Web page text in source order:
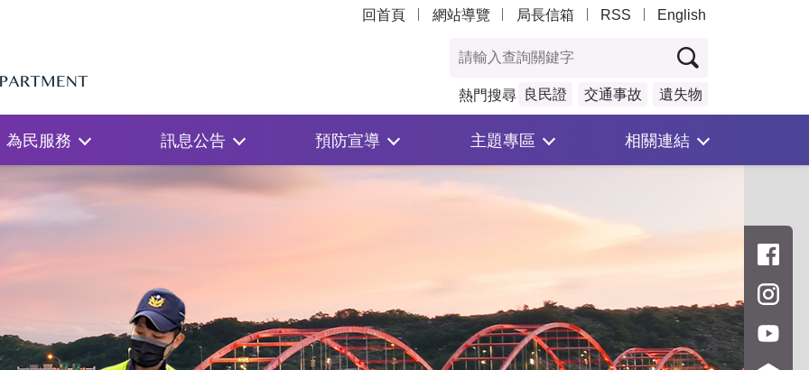
回首頁 網站導覽 局長信箱 RSS English
熱門搜尋 良民證 交通事故 遺失物
為民服務 訊息公告 預防宣導 主題專區 相關連結